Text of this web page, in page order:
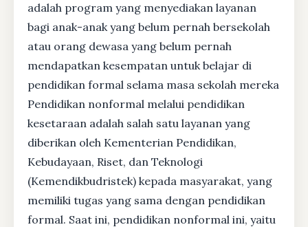
adalah program yang menyediakan layanan
bagi anak-anak yang belum pernah bersekolah
atau orang dewasa yang belum pernah
mendapatkan kesempatan untuk belajar di
pendidikan formal selama masa sekolah mereka
Pendidikan nonformal melalui pendidikan
kesetaraan adalah salah satu layanan yang
diberikan oleh Kementerian Pendidikan,
Kebudayaan, Riset, dan Teknologi
(Kemendikbudristek) kepada masyarakat, yang
memiliki tugas yang sama dengan pendidikan
formal. Saat ini, pendidikan nonformal ini, yaitu